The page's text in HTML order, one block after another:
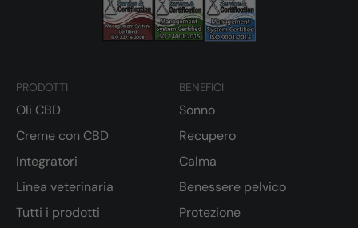
PRODOTTI
Oli CBD
Creme con CBD
Integratori
Linea veterinaria
Tutti i prodotti
BENEFICI
Sonno
Recupero
Calma
Benessere pelvico
Protezione